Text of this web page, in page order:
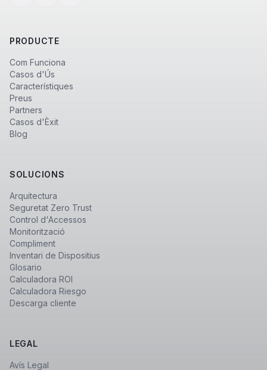
PRODUCTE
Com Funciona
Casos d'Ús
Característiques
Preus
Partners
Casos d'Èxit
Blog
SOLUCIONS
Arquitectura
Seguretat Zero Trust
Control d'Accessos
Monitorització
Compliment
Inventari de Dispositius
Glosario
Calculadora ROI
Calculadora Riesgo
Descarga cliente
LEGAL
Avís Legal